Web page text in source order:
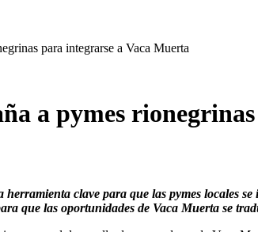
para integrarse a Vaca Muerta
a pymes
clave para que las pymes locales
que las oportunidades de Vaca Muerta se